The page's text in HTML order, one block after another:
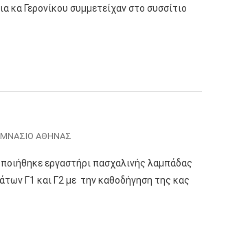
κα Γερονίκου συμμετείχαν στο συσσίτιο
ΑΘΗΝΑΣ
εργαστήρι πασχαλινής λαμπάδας
Γ1 και Γ2 με την καθοδήγηση της κας